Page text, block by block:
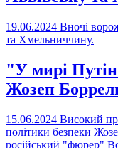
19.06.2024 Вночі
та Хмельниччину.
"У мирі
Жозеп
15.06.2024 Високий
політики безпеки
російський "фюрер"